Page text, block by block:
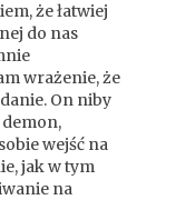
że łatwiej
do nas
wrażenie, że
On niby
wejść na
jak w tym
na